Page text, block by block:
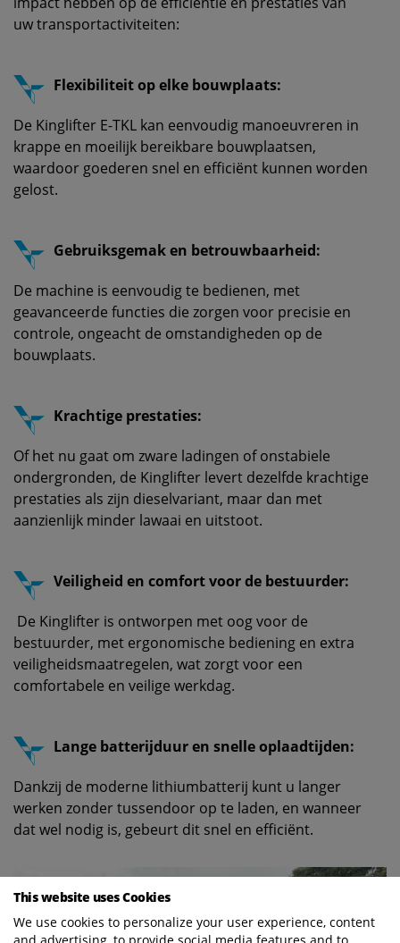
uw transportactiviteiten:
Flexibiliteit op elke bouwplaats:
De Kinglifter E-TKL kan eenvoudig manoeuvreren in
krappe en moeilijk bereikbare bouwplaatsen,
waardoor goederen snel en efficiënt kunnen worden
gelost.
Gebruiksgemak en betrouwbaarheid:
De machine is eenvoudig te bedienen, met
geavanceerde functies die zorgen voor precisie en
controle, ongeacht de omstandigheden op de
bouwplaats.
Krachtige prestaties:
Of het nu gaat om zware ladingen of onstabiele
ondergronden, de Kinglifter levert dezelfde krachtige
prestaties als zijn dieselvariant, maar dan met
aanzienlijk minder lawaai en uitstoot.
Veiligheid en comfort voor de bestuurder:
De Kinglifter is ontworpen met oog voor de
bestuurder, met ergonomische bediening en extra
veiligheidsmaatregelen, wat zorgt voor een
comfortabele en veilige werkdag.
Lange batterijduur en snelle oplaadtijden:
Dankzij de moderne lithiumbatterij kunt u langer
werken zonder tussendoor op te laden, en wanneer
dat wel nodig is, gebeurt dit snel en efficiënt.
This website uses Cookies
We use cookies to personalize your user experience, content
and advertising, to provide social media features and to